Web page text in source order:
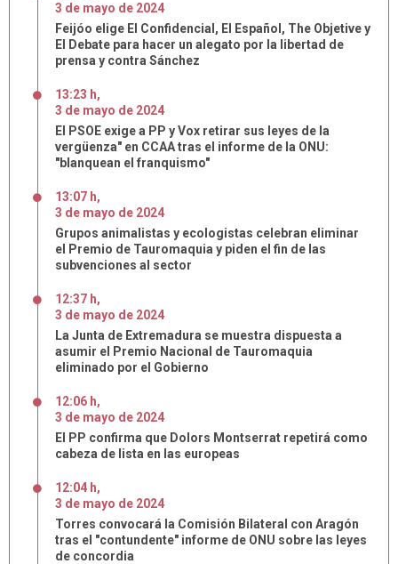
3 de mayo de 2024
Feijóo elige El Confidencial, El Español, The Objetive y
El Debate para hacer un alegato por la libertad de
prensa y contra Sánchez
13:23 h,
3 de mayo de 2024
El PSOE exige a PP y Vox retirar sus leyes de la
vergüenza" en CCAA tras el informe de la ONU:
"blanquean el franquismo"
13:07 h,
3 de mayo de 2024
Grupos animalistas y ecologistas celebran eliminar
el Premio de Tauromaquia y piden el fin de las
subvenciones al sector
12:37 h,
3 de mayo de 2024
La Junta de Extremadura se muestra dispuesta a
asumir el Premio Nacional de Tauromaquia
eliminado por el Gobierno
12:06 h,
3 de mayo de 2024
El PP confirma que Dolors Montserrat repetirá como
cabeza de lista en las europeas
12:04 h,
3 de mayo de 2024
Torres convocará la Comisión Bilateral con Aragón
tras el "contundente" informe de ONU sobre las leyes
de concordia